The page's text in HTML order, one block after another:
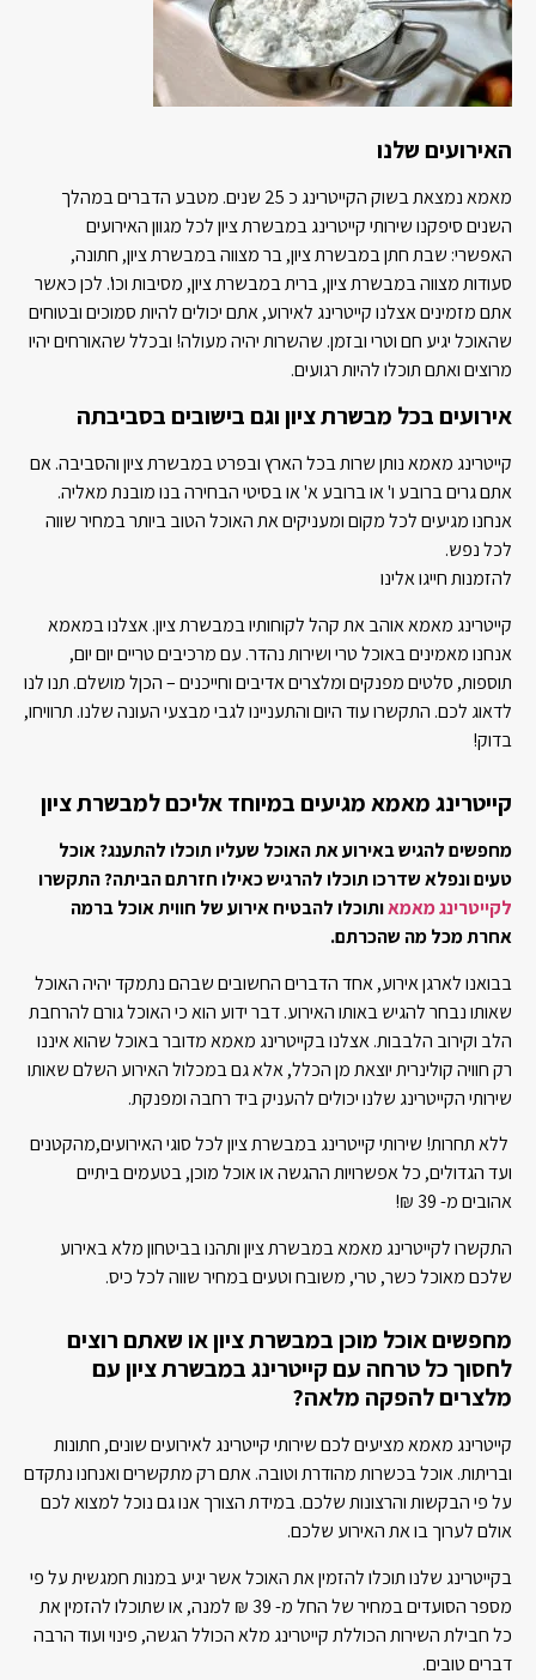
האירועים שלנו
מאמא נמצאת בשוק הקייטרינג כ 25 שנים. מטבע הדברים במהלך
השנים סיפקנו שירותי קייטרינג במבשרת ציון לכל מגוון האירועים
האפשרי: שבת חתן במבשרת ציון, בר מצווה במבשרת ציון, חתונה,
סעודות מצווה במבשרת ציון, ברית במבשרת ציון, מסיבות וכו'. לכן כאשר
אתם מזמינים אצלנו קייטרינג לאירוע, אתם יכולים להיות סמוכים ובטוחים
שהאוכל יגיע חם וטרי ובזמן. שהשרות יהיה מעולה! ובכלל שהאורחים יהיו
מרוצים ואתם תוכלו להיות רגועים.
אירועים בכל מבשרת ציון וגם בישובים בסביבתה
קייטרינג מאמא נותן שרות בכל הארץ ובפרט במבשרת ציון והסביבה. אם
אתם גרים ברובע ו' או ברובע א' או בסיטי הבחירה בנו מובנת מאליה.
אנחנו מגיעים לכל מקום ומעניקים את האוכל הטוב ביותר במחיר שווה
לכל נפש.
להזמנות חייגו אלינו
קייטרינג מאמא אוהב את קהל לקוחותיו במבשרת ציון. אצלנו במאמא
אנחנו מאמינים באוכל טרי ושירות נהדר. עם מרכיבים טריים יום יום,
תוספות, סלטים מפנקים ומלצרים אדיבים וחייכנים – הכןל מושלם. תנו לנו
לדאוג לכם. התקשרו עוד היום והתעניינו לגבי מבצעי העונה שלנו. תרוויחו,
בדוק!
קייטרינג מאמא מגיעים במיוחד אליכם למבשרת ציון
מחפשים להגיש באירוע את האוכל שעליו תוכלו להתענג? אוכל
טעים ונפלא שדרכו תוכלו להרגיש כאילו חזרתם הביתה? התקשרו
לקייטרינג מאמאותוכלו להבטיח אירוע של חווית אוכל ברמה
אחרת מכל מה שהכרתם.
בבואנו לארגן אירוע, אחד הדברים החשובים שבהם נתמקד יהיה האוכל
שאותו נבחר להגיש באותו האירוע. דבר ידוע הוא כי האוכל גורם להרחבת
הלב וקירוב הלבבות. אצלנו בקייטרינג מאמא מדובר באוכל שהוא איננו
רק חוויה קולינרית יוצאת מן הכלל, אלא גם במכלול האירוע השלם שאותו
שירותי הקייטרינג שלנו יכולים להעניק ביד רחבה ומפנקת.
ללא תחרות! שירותי קייטרינג במבשרת ציון לכל סוגי האירועים,מהקטנים
ועד הגדולים, כל אפשרויות ההגשה או אוכל מוכן, בטעמים ביתיים
אהובים מ- 39
₪!
התקשרו לקייטרינג מאמא במבשרת ציון ותהנו בביטחון מלא באירוע
שלכם מאוכל כשר, טרי, משובח וטעים במחיר שווה לכל כיס.
מחפשים אוכל מוכן במבשרת ציון או שאתם רוצים
לחסוך כל טרחה עם קייטרינג במבשרת ציון עם
מלצרים להפקה מלאה?
קייטרינג מאמא מציעים לכם שירותי קייטרינג לאירועים שונים, חתונות
ובריתות. אוכל בכשרות מהודרת וטובה. אתם רק מתקשרים ואנחנו נתקדם
על פי הבקשות והרצונות שלכם. במידת הצורך אנו גם נוכל למצוא לכם
אולם לערוך בו את האירוע שלכם.
בקייטרינג שלנו תוכלו להזמין את האוכל אשר יגיע במנות חמגשית על פי
מספר הסועדים במחיר של החל מ- 39
₪ למנה, או שתוכלו להזמין את
כל חבילת השירות הכוללת קייטרינג מלא הכולל הגשה, פינוי ועוד הרבה
דברים טובים.